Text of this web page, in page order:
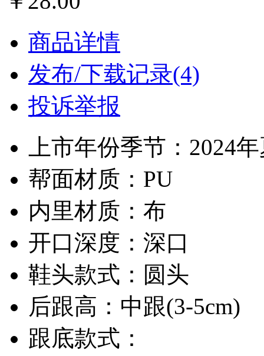
商品详情
发布/下载记录(4)
投诉举报
上市年份季节：2024
帮面材质：PU
内里材质：布
开口深度：深口
鞋头款式：圆头
后跟高：中跟(3-5cm)
跟底款式：